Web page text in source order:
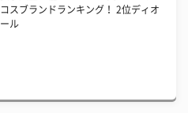
コスブランドランキング！ 2位ディオ
ール